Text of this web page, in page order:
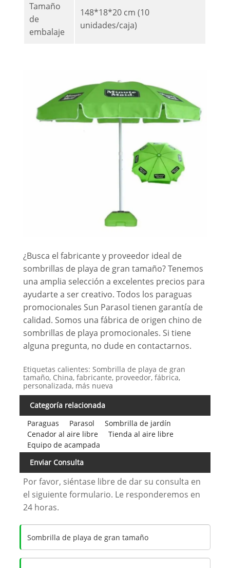
Tamaño
de
embalaje
148*18*20 cm (10
unidades/caja)
¿Busca el fabricante y proveedor ideal de
sombrillas de playa de gran tamaño? Tenemos
una amplia selección a excelentes precios para
ayudarte a ser creativo. Todos los paraguas
promocionales Sun Parasol tienen garantía de
calidad. Somos una fábrica de origen chino de
sombrillas de playa promocionales. Si tiene
alguna pregunta, no dude en contactarnos.
Etiquetas calientes: Sombrilla de playa de gran
tamaño, China, fabricante, proveedor, fábrica,
personalizada, más nueva
Categoría relacionada
Paraguas
Parasol
Sombrilla de jardín
Cenador al aire libre
Tienda al aire libre
Equipo de acampada
Enviar Consulta
Por favor, siéntase libre de dar su consulta en
el siguiente formulario. Le responderemos en
24 horas.